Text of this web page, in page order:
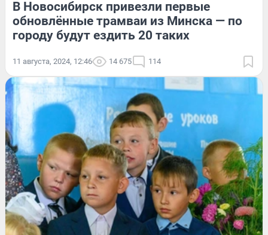
В Новосибирск привезли первые
обновлённые трамваи из Минска — по
городу будут ездить 20 таких
11 августа, 2024, 12:46 14 675 114